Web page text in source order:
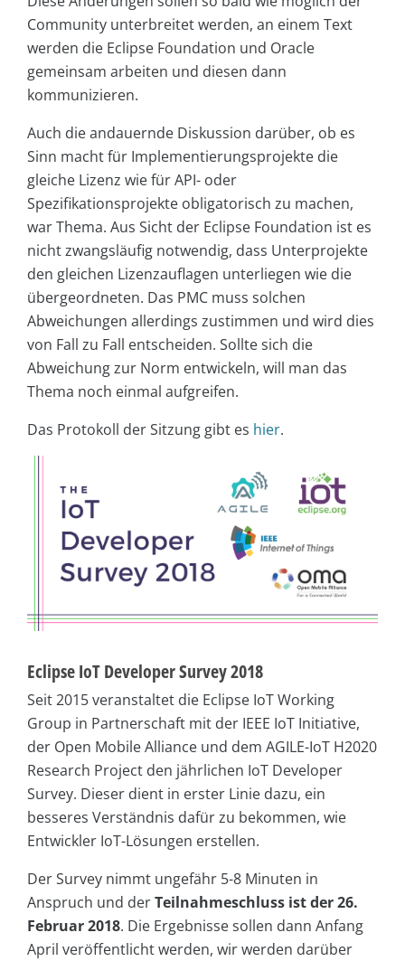
Community unterbreitet werden, an einem Text
werden die Eclipse Foundation und Oracle
gemeinsam arbeiten und diesen dann
kommunizieren.
Auch die andauernde Diskussion darüber, ob es
Sinn macht für Implementierungsprojekte die
gleiche Lizenz wie für API- oder
Spezifikationsprojekte obligatorisch zu machen,
war Thema. Aus Sicht der Eclipse Foundation ist es
nicht zwangsläufig notwendig, dass Unterprojekte
den gleichen Lizenzauflagen unterliegen wie die
übergeordneten. Das PMC muss solchen
Abweichungen allerdings zustimmen und wird dies
von Fall zu Fall entscheiden. Sollte sich die
Abweichung zur Norm entwickeln, will man das
Thema noch einmal aufgreifen.
Das Protokoll der Sitzung gibt es hier.
Eclipse IoT Developer Survey 2018
Seit 2015 veranstaltet die Eclipse IoT Working
Group in Partnerschaft mit der IEEE IoT Initiative,
der Open Mobile Alliance und dem AGILE-IoT H2020
Research Project den jährlichen IoT Developer
Survey. Dieser dient in erster Linie dazu, ein
besseres Verständnis dafür zu bekommen, wie
Entwickler IoT-Lösungen erstellen.
Der Survey nimmt ungefähr 5-8 Minuten in
Anspruch und derTeilnahmeschluss ist der 26.
Februar 2018. Die Ergebnisse sollen dann Anfang
April veröffentlicht werden, wir werden darüber